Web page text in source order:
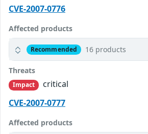
CVE-2007-0776
Affected products
Recommended 16 products
Threats
Impact
critical
CVE-2007-0777
Affected products